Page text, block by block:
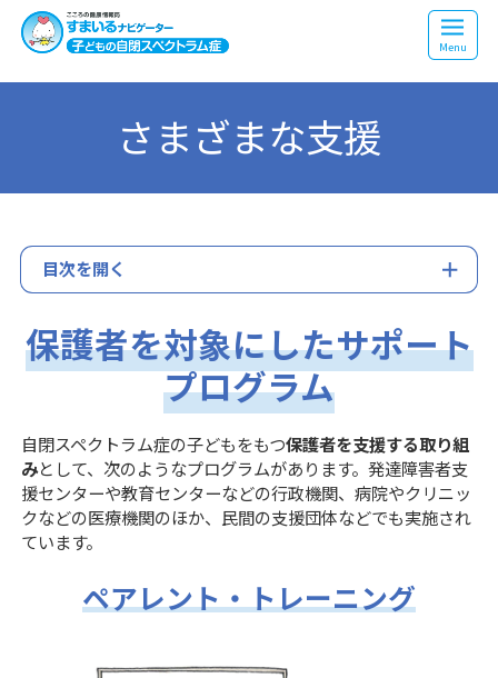
Menu
さまざまな支援
目次を開く
保護者を対象にしたサポート
プログラム
自閉スペクトラム症の子どもをもつ保護者を支援する取り組
みとして、次のようなプログラムがあります。発達障害者支
援センターや教育センターなどの行政機関、病院やクリニッ
クなどの医療機関のほか、民間の支援団体などでも実施され
ています。
ペアレント・トレーニング